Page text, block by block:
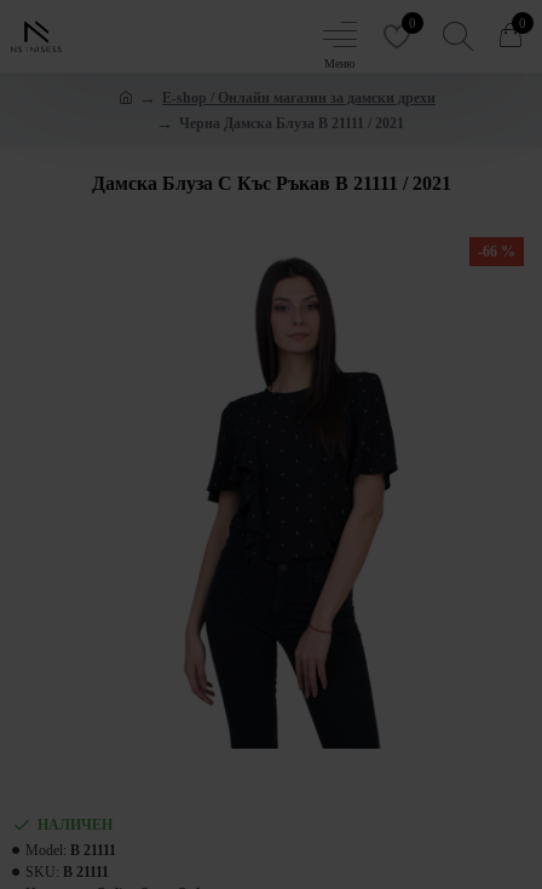
0 0
E-shop / Онлайн магазин за дамски дрехи
Черна Дамска Блуза B 21111 / 2021
Дамска Блуза С Къс Ръкав B 21111 / 2021
-66 %
НАЛИЧЕН
Model: B 21111
SKU: B 21111